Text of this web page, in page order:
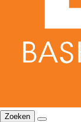
Zoeken